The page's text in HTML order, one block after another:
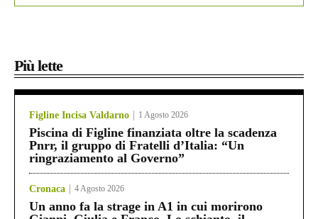
Più lette
Figline Incisa Valdarno 1 Agosto 2026
Piscina di Figline finanziata oltre la scadenza
Pnrr, il gruppo di Fratelli d’Italia: “Un
ringraziamento al Governo”
Cronaca 4 Agosto 2026
Un anno fa la strage in A1 in cui morirono